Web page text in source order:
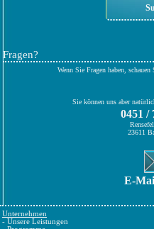
Fragen?
Wenn Sie Fragen haben,
Sie können uns aber
0451 /
23611
E-
Unternehmen
- Unsere Leistungen